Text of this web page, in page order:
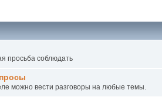
просьба соблюдать
можно вести разговоры на любые темы.